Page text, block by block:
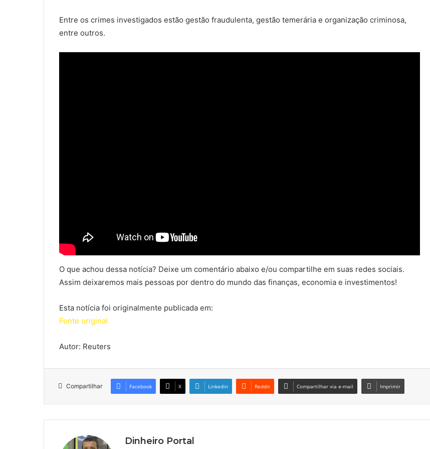
Entre os crimes investigados estão gestão fraudulenta, gestão temerária e organização criminosa,
entre outros.
O que achou dessa notícia? Deixe um comentário abaixo e/ou compartilhe em suas redes sociais.
Assim deixaremos mais pessoas por dentro do mundo das finanças, economia e investimentos!
Esta notícia foi originalmente publicada em:
Fonte original
Autor: Reuters
Compartilhar Facebook X Linkedin Reddit Compartilhar via e-mail Imprimir
Dinheiro Portal